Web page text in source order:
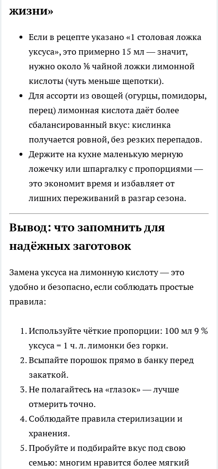
жизни»
Если в рецепте указано «1 столовая ложка
уксуса», это примерно 15 мл — значит,
нужно около ⅙ чайной ложки лимонной
кислоты (чуть меньше щепотки).
Для ассорти из овощей (огурцы, помидоры,
перец) лимонная кислота даёт более
сбалансированный вкус: кислинка
получается ровной, без резких перепадов.
Держите на кухне маленькую мерную
ложечку или шпаргалку с пропорциями —
это экономит время и избавляет от
лишних переживаний в разгар сезона.
Вывод: что запомнить для
надёжных заготовок
Замена уксуса на лимонную кислоту — это
удобно и безопасно, если соблюдать простые
правила:
Используйте чёткие пропорции: 100 мл 9 %
уксуса = 1 ч. л. лимонки без горки.
Всыпайте порошок прямо в банку перед
закаткой.
Не полагайтесь на «глазок» — лучше
отмерить точно.
Соблюдайте правила стерилизации и
хранения.
Пробуйте и подбирайте вкус под свою
семью: многим нравится более мягкий